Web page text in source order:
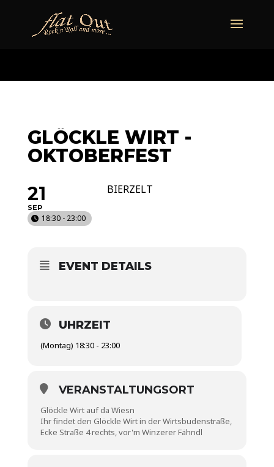
GLÖCKLE WIRT -
OKTOBERFEST
21
SEP
18:30 - 23:00
BIERZELT
EVENT DETAILS
UHRZEIT
(Montag) 18:30 - 23:00
VERANSTALTUNGSORT
Glöckle Wirt auf da Wiesn
Ihr findet den Glöckle Wirt in der Wirtsbudenstraße,
Ecke Straße 4 rechts, vor'm Winzerer Fähndl